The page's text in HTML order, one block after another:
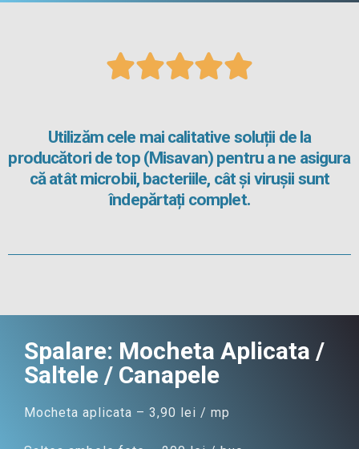

Utilizăm cele mai calitative soluții de la
producători de top (Misavan) pentru a ne asigura
că atât microbii, bacteriile, cât și virușii sunt
îndepărtați complet.
Spalare: Mocheta Aplicata /
Saltele / Canapele
Mocheta aplicata – 3,90 lei / mp